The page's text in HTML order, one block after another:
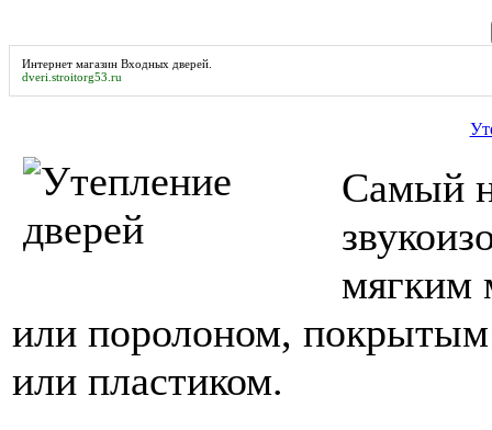
Интернет магазин Входных дверей.
dveri.stroitorg53.ru
Самый
мягким
или поролоном, покрытым
или пластиком.